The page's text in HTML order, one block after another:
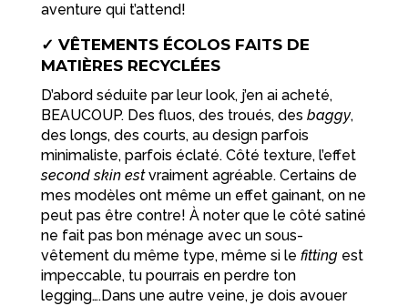
aventure qui t’attend!
✓ VÊTEMENTS ÉCOLOS FAITS DE
MATIÈRES RECYCLÉES
D’abord séduite par leur look, j’en ai acheté,
BEAUCOUP. Des fluos, des troués, des baggy,
des longs, des courts, au design parfois
minimaliste, parfois éclaté. Côté texture, l’effet
second skin estvraiment agréable. Certains de
mes modèles ont même un effet gainant, on ne
peut pas être contre! À noter que le côté satiné
ne fait pas bon ménage avec un sous-
vêtement du même type, même si le fittingest
impeccable, tu pourrais en perdre ton
legging….Dans une autre veine, je dois avouer